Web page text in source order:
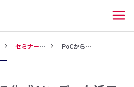
セミナー動画 PoCから始める生成AI×デー...